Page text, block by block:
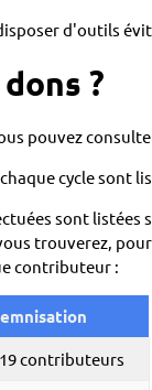
d'outils
?
pouvez
cycle sont
sont listées
trouverez,
contributeur :
contributeurs